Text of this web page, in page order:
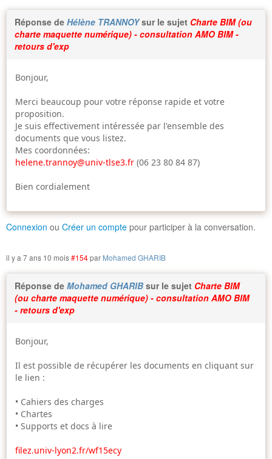
Réponse de Hélène TRANNOYsur le sujet Charte BIM (ou
charte maquette numérique) - consultation AMO BIM -
retours d'exp
Bonjour,
Merci beaucoup pour votre réponse rapide et votre
proposition.
Je suis effectivement intéressée par l'ensemble des
documents que vous listez.
Mes coordonnées:
helene.trannoy@univ-tlse3.fr (06 23 80 84 87)
Bien cordialement
Connexion ou Créer un compte pour participer à la conversation.
il y a 7 ans 10 mois#154par Mohamed GHARIB
Réponse de Mohamed GHARIB sur le sujet Charte BIM
(ou charte maquette numérique) - consultation AMO BIM
- retours d'exp
Bonjour,
Il est possible de récupérer les documents en cliquant sur
le lien :
• Cahiers des charges
• Chartes
• Supports et docs à lire
filez.univ-lyon2.fr/wf15ecy